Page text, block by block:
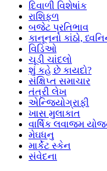
દિવાળી વિશેષાંક
રાશિફળ
બજેટ પ્રતિભાવ
કાનૂનનો કાંઠો,
વિડિઓ
ચૂડી ચાંદલો
શું કહે છે કાયદો?
સંક્ષિપ્ત સમાચાર
તંત્રી લેખ
એન્જિયોગ્રાફી
ખાસ મુલાકાત
વાર્ષિક લવાજમ
મેઘધનુ
માર્કેટ સ્કેન
સંવેદના